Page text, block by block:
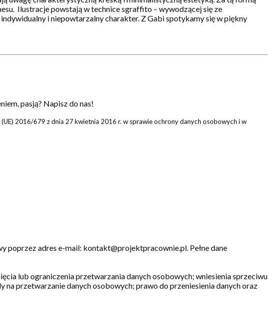
Ilustracje powstają w technice sgraffito – wywodzącej się ze
i niepowtarzalny charakter. Z Gabi spotykamy się w piękny
pasją? Napisz do nas!
2016/679 z dnia 27 kwietnia 2016 r. w sprawie ochrony danych osobowych i w
adres e-mail: kontakt@projektpracownie.pl. Pełne dane
lub ograniczenia przetwarzania danych osobowych; wniesienia sprzeciwu
przetwarzanie danych osobowych; prawo do przeniesienia danych oraz